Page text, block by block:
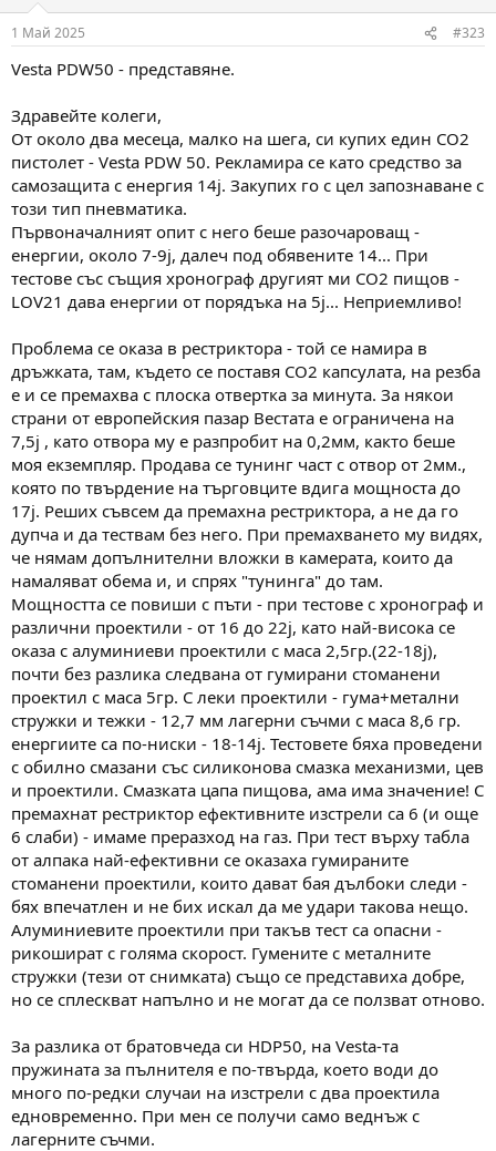
1 Май 2025 #323
Vesta PDW50 - представяне.
Здравейте колеги,
От около два месеца, малко на шега, си купих един CO2
пистолет - Vesta PDW 50. Рекламира се като средство за
самозащита с енергия 14j. Закупих го с цел запознаване с
този тип пневматика.
Първоначалният опит с него беше разочароващ -
енергии, около 7-9j, далеч под обявените 14... При
тестове със същия хронограф другият ми СО2 пищов -
LOV21 дава енергии от порядъка на 5j... Неприемливо!
Проблема се оказа в рестриктора - той се намира в
дръжката, там, където се поставя СО2 капсулата, на резба
е и се премахва с плоска отвертка за минута. За някои
страни от европейския пазар Вестата е ограничена на
7,5j , като отвора му е разпробит на 0,2мм, както беше
моя екземпляр. Продава се тунинг част с отвор от 2мм.,
която по твърдение на търговците вдига мощноста до
17j. Реших съвсем да премахна рестриктора, а не да го
дупча и да тествам без него. При премахването му видях,
че нямам допълнителни вложки в камерата, които да
намаляват обема и, и спрях "тунинга" до там.
Мощността се повиши с пъти - при тестове с хронограф и
различни проектили - от 16 до 22j, като най-висока се
оказа с алуминиеви проектили с маса 2,5гр.(22-18j),
почти без разлика следвана от гумирани стоманени
проектил с маса 5гр. С леки проектили - гума+метални
стружки и тежки - 12,7 мм лагeрни съчми с маса 8,6 гр.
енергиите са по-ниски - 18-14j. Тестовете бяха проведени
с обилно смазани със силиконова смазка механизми, цев
и проектили. Смазката цапа пищова, ама има значение! С
премахнат рестриктор ефективните изстрели са 6 (и още
6 слаби) - имаме преразход на газ. При тест върху табла
от алпака най-ефективни се оказаха гумираните
стоманени проектили, които дават бая дълбоки следи -
бях впечатлен и не бих искал да ме удари такова нещо.
Алуминиевите проектили при такъв тест са опасни -
рикошират с голяма скорост. Гумените с металните
стружки (тези от снимката) също се представиха добре,
но се сплескват напълно и не могат да се ползват отново.
За разлика от братовчеда си HDP50, на Vesta-та
пружината за пълнителя е по-твърда, което води до
много по-редки случаи на изстрели с два проектила
едновременно. При мен се получи само веднъж с
лагерните съчми.